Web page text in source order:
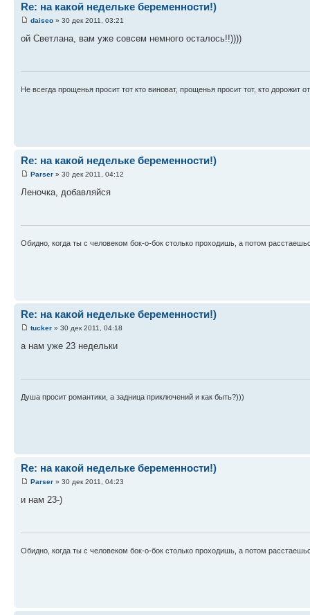
Re: на какой недельке беременности!)
daiseo » 30 дек 2011, 03:21
ой Светлана, вам уже совсем немного осталось!!))))
Не всегда прощенья просит тот кто виноват, прощенья просит тот, кто дорожит
Re: на какой недельке беременности!)
Parser » 30 дек 2011, 04:12
Леночка, добавляйся
Обидно, когда ты с человеком бок-о-бок столько проходишь, а потом
Re: на какой недельке беременности!)
tucker » 30 дек 2011, 04:18
а нам уже 23 недельки
Душа просит романтики, а задница приключений и как быть?)))
Re: на какой недельке беременности!)
Parser » 30 дек 2011, 04:23
и нам 23-)
Обидно, когда ты с человеком бок-о-бок столько проходишь, а потом